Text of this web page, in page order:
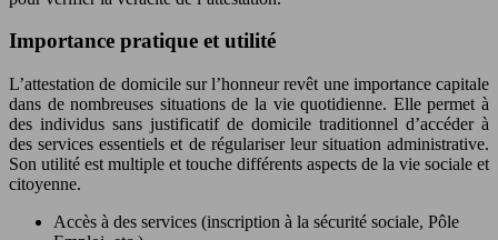
Importance pratique et utilité
L’attestation de domicile sur l’honneur revêt une importance capitale
dans de nombreuses situations de la vie quotidienne. Elle permet à
des individus sans justificatif de domicile traditionnel d’accéder à
des services essentiels et de régulariser leur situation administrative.
Son utilité est multiple et touche différents aspects de la vie sociale et
citoyenne.
Accès à des services (inscription à la sécurité sociale, Pôle